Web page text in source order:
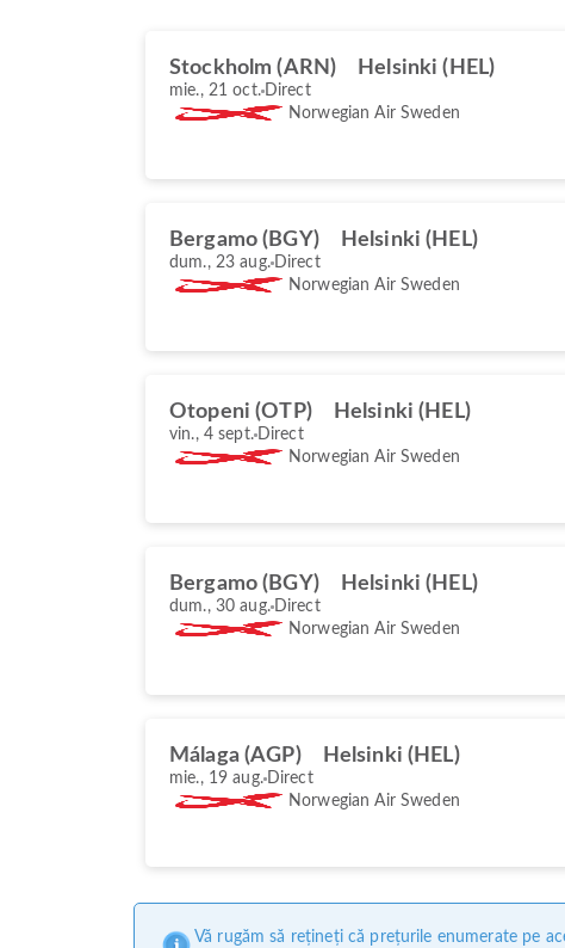
Stockholm (ARN) Helsinki (HEL)
mie., 21 oct. Direct
Norwegian Air Sweden
Bergamo (BGY) Helsinki (HEL)
dum., 23 aug. Direct
Norwegian Air Sweden
Otopeni (OTP) Helsinki (HEL)
vin., 4 sept. Direct
Norwegian Air Sweden
Bergamo (BGY) Helsinki (HEL)
dum., 30 aug. Direct
Norwegian Air Sweden
Málaga (AGP) Helsinki (HEL)
mie., 19 aug. Direct
Norwegian Air Sweden
Vă rugăm să rețineți că prețurile enumerate pe